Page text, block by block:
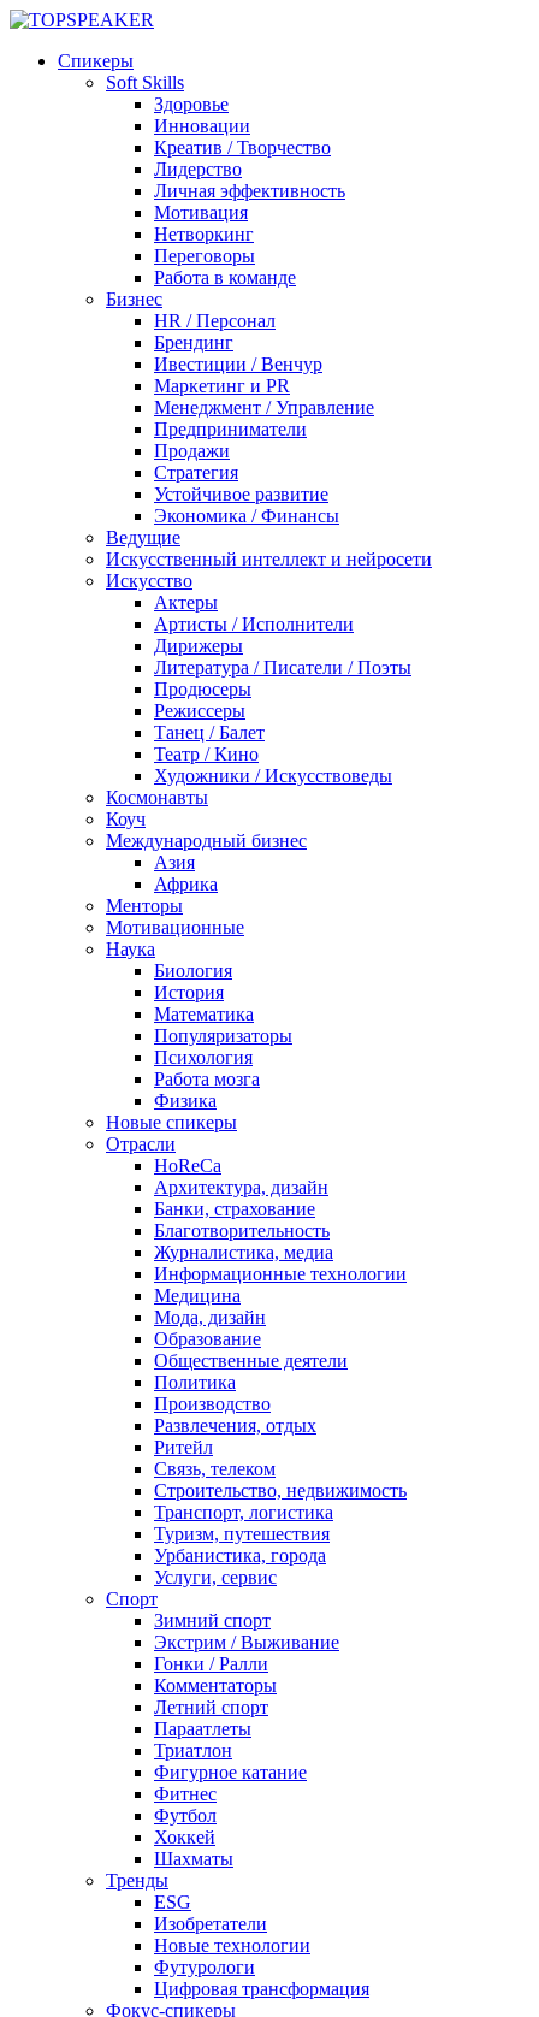
Спикеры
Soft Skills
Здоровье
Инновации
Креатив / Творчество
Лидерство
Личная эффективность
Мотивация
Нетворкинг
Переговоры
Работа в команде
Бизнес
HR / Персонал
Брендинг
Ивестиции / Венчур
Маркетинг и PR
Менеджмент / Управление
Предприниматели
Продажи
Стратегия
Устойчивое развитие
Экономика / Финансы
Ведущие
Искусственный интеллект и нейросети
Искусство
Актеры
Артисты / Исполнители
Дирижеры
Литература / Писатели / Поэты
Продюсеры
Режиссеры
Танец / Балет
Театр / Кино
Художники / Искусствоведы
Космонавты
Коуч
Международный бизнес
Азия
Африка
Менторы
Мотивационные
Наука
Биология
История
Математика
Популяризаторы
Психология
Работа мозга
Физика
Новые спикеры
Отрасли
HoReCa
Архитектура, дизайн
Банки, страхование
Благотворительность
Журналистика, медиа
Информационные технологии
Медицина
Мода, дизайн
Образование
Общественные деятели
Политика
Производство
Развлечения, отдых
Ритейл
Связь, телеком
Строительство, недвижимость
Транспорт, логистика
Туризм, путешествия
Урбанистика, города
Услуги, сервис
Спорт
Зимний спорт
Экстрим / Выживание
Гонки / Ралли
Комментаторы
Летний спорт
Параатлеты
Триатлон
Фигурное катание
Фитнес
Футбол
Хоккей
Шахматы
Тренды
ESG
Изобретатели
Новые технологии
Футурологи
Цифровая трансформация
Фокус-спикеры